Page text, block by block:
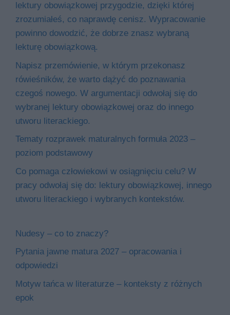
lektury obowiązkowej przygodzie, dzięki której
zrozumiałeś, co naprawdę cenisz. Wypracowanie
powinno dowodzić, że dobrze znasz wybraną
lekturę obowiązkową.
Napisz przemówienie, w którym przekonasz
rówieśników, że warto dążyć do poznawania
czegoś nowego. W argumentacji odwołaj się do
wybranej lektury obowiązkowej oraz do innego
utworu literackiego.
Tematy rozprawek maturalnych formuła 2023 –
poziom podstawowy
Co pomaga człowiekowi w osiągnięciu celu? W
pracy odwołaj się do: lektury obowiązkowej, innego
utworu literackiego i wybranych kontekstów.
Nudesy – co to znaczy?
Pytania jawne matura 2027 – opracowania i
odpowiedzi
Motyw tańca w literaturze – konteksty z różnych
epok